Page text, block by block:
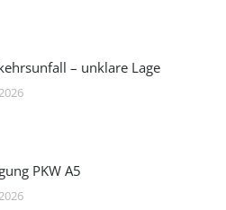
– unklare Lage
PKW A5